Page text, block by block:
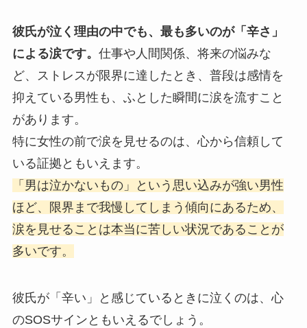
彼氏が泣く理由の中でも、最も多いのが「辛さ」
による涙です。 仕事や人間関係、将来の悩みな
ど、ストレスが限界に達したとき、普段は感情を
抑えている男性も、ふとした瞬間に涙を流すこと
があります。
特に女性の前で涙を見せるのは、心から信頼して
いる証拠ともいえます。
「男は泣かないもの」という思い込みが強い男性
ほど、限界まで我慢してしまう傾向にあるため、
涙を見せることは本当に苦しい状況であることが
多いです。
彼氏が「辛い」と感じているときに泣くのは、心
のSOSサインともいえるでしょう。